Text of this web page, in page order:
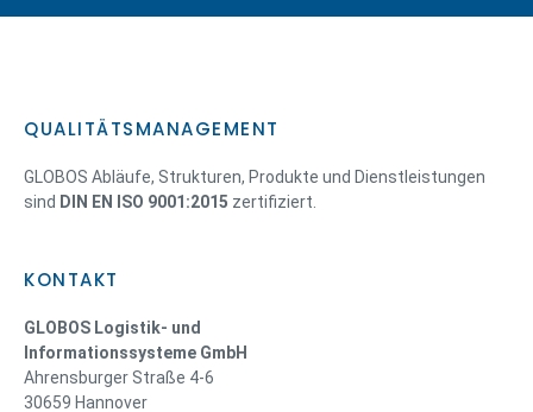
QUALITÄTSMANAGEMENT
GLOBOS Abläufe, Strukturen, Produkte und Dienstleistungen
sind DIN EN ISO 9001:2015 zertifiziert.
KONTAKT
GLOBOS Logistik- und
Informationssysteme GmbH
Ahrensburger Straße 4-6
30659 Hannover